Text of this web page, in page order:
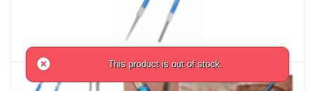
This product is out of stock.